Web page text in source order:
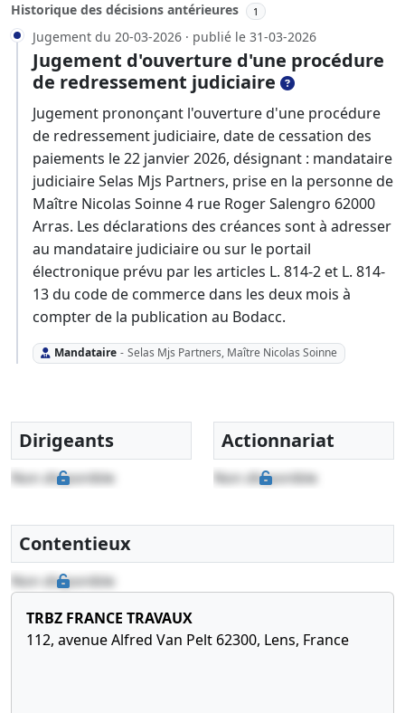
Historique des décisions antérieures 1
Jugement du 20-03-2026 · publié le 31-03-2026
Jugement d'ouverture d'une procédure
de redressement judiciaire
Jugement prononçant l'ouverture d'une procédure
de redressement judiciaire, date de cessation des
paiements le 22 janvier 2026, désignant : mandataire
judiciaire Selas Mjs Partners, prise en la personne de
Maître Nicolas Soinne 4 rue Roger Salengro 62000
Arras. Les déclarations des créances sont à adresser
au mandataire judiciaire ou sur le portail
électronique prévu par les articles L. 814-2 et L. 814-
13 du code de commerce dans les deux mois à
compter de la publication au Bodacc.
Mandataire - Selas Mjs Partners, Maître Nicolas Soinne
Dirigeants
Non disponible
Actionnariat
Non disponible
Contentieux
Non disponible
TRBZ FRANCE TRAVAUX
112, avenue Alfred Van Pelt 62300, Lens, France